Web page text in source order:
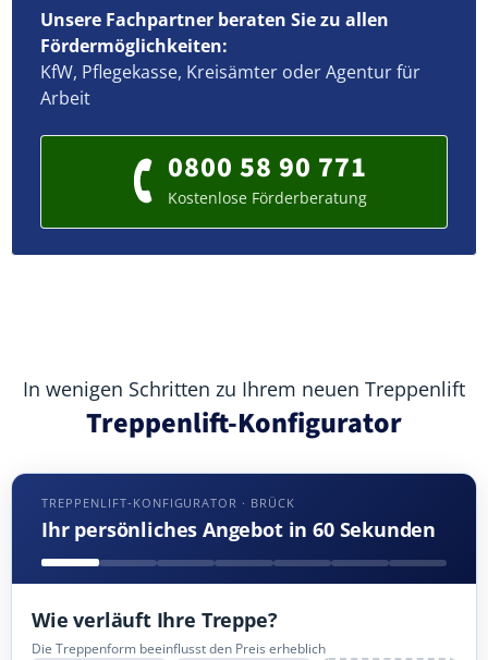
Unsere Fachpartner beraten Sie zu allen
Fördermöglichkeiten:
KfW, Pflegekasse, Kreisämter oder Agentur für
Arbeit
0800 58 90 771
Kostenlose Förderberatung
In wenigen Schritten zu Ihrem neuen Treppenlift
Treppenlift-Konfigurator
TREPPENLIFT-KONFIGURATOR · BRÜCK
Ihr persönliches Angebot in 60 Sekunden
Wie verläuft Ihre Treppe?
Die Treppenform beeinflusst den Preis erheblich